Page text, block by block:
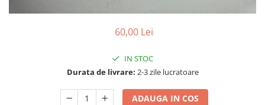
60,00 Lei
IN STOC
Durata de livrare: 2-3 zile lucratoare
ADAUGA IN COS